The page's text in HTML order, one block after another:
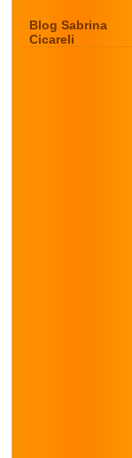
Blog Sabrina
Cicareli